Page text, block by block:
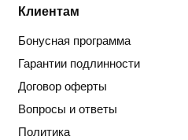
Клиентам
Бонусная программа
Гарантии подлинности
Договор оферты
Вопросы и ответы
Политика